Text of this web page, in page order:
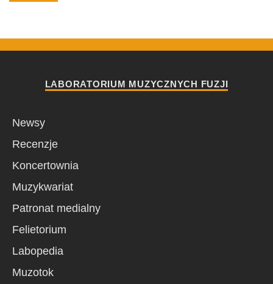
LABORATORIUM MUZYCZNYCH FUZJI
Newsy
Recenzje
Koncertownia
Muzykwariat
Patronat medialny
Felietorium
Labopedia
Muzotok